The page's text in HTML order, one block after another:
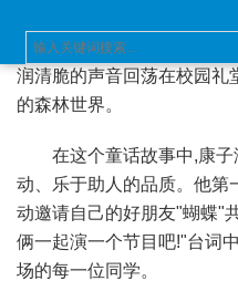
也来了,动物们都在忙碌着,
润清脆的声音回荡在校园礼
的森林世界。
在这个童话故事中,康
动、乐于助人的品质。他第
动邀请自己的好朋友"蝴蝶"
俩一起演一个节目吧!"台词
场的每一位同学。